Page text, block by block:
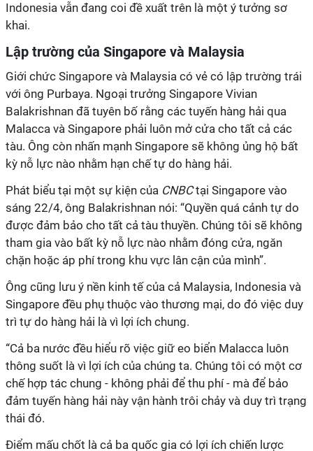
Indonesia vẫn đang coi đề xuất trên là một ý tưởng sơ
khai.
Lập trường của Singapore và Malaysia
Giới chức Singapore và Malaysia có vẻ có lập trường trái
với ông Purbaya. Ngoại trưởng Singapore Vivian
Balakrishnan đã tuyên bố rằng các tuyến hàng hải qua
Malacca và Singapore phải luôn mở cửa cho tất cả các
tàu. Ông còn nhấn mạnh Singapore sẽ không ủng hộ bất
kỳ nỗ lực nào nhằm hạn chế tự do hàng hải.
Phát biểu tại một sự kiện của CNBCtại Singapore vào
sáng 22/4, ông Balakrishnan nói: “Quyền quá cảnh tự do
được đảm bảo cho tất cả tàu thuyền. Chúng tôi sẽ không
tham gia vào bất kỳ nỗ lực nào nhằm đóng cửa, ngăn
chặn hoặc áp phítrong khu vực lân cận của mình”.
Ông cũng lưu ý nền kinh tế của cả Malaysia, Indonesia và
Singapore đều phụ thuộc vào thương mại, do đó việc duy
trì tự do hàng hải là vì lợi ích chung.
“Cả ba nước đều hiểu rõ việc giữ eo biển Malacca luôn
thông suốt là vì lợi ích của chúng ta. Chúng tôi có một cơ
chế hợp tác chung - không phải để thu phí - mà để bảo
đảm tuyến hàng hải này vận hành trôi chảy và duy trì trạng
thái đó.
Điểm mấu chốt là cả ba quốc gia có lợi ích chiến lược